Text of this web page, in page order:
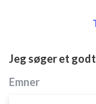
Jeg søger et
Emner